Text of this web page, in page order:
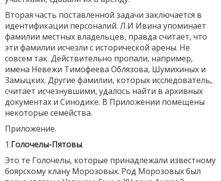
Вторая часть поставленной задачи заключается в
идентификации персоналий. Л.И Ивина упоминает
фамилии местных владельцев, правда считает, что
эти фамилии исчезли с исторической арены. Не
совсем так. Действительно пропали, например,
имена Невежи Тимофеева Облязова, Шумихиных и
Замыцких. Другие фамилии, которых исследователь,
считает исчезнувшими, удалось найти в архивных
документах и Синодике. В Приложении помещены
некоторые семейства.
Приложение.
1.Голочелы-Пятовы.
Это те Голочелы, которые принадлежали известному
боярскому клану Морозовых. Род Морозовых был